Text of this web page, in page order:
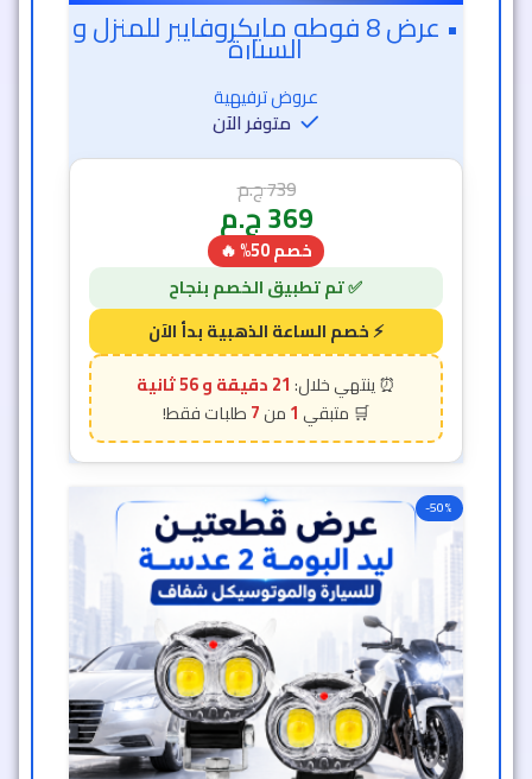
• عرض 8 فوطه مايكروفايبر للمنزل و
السيارة
عروض ترفيهية
متوفر الآن
739ج.م
369ج.م
خصم 50% 🔥
21 دقيقة و 54 ثانية
1
7
-50%